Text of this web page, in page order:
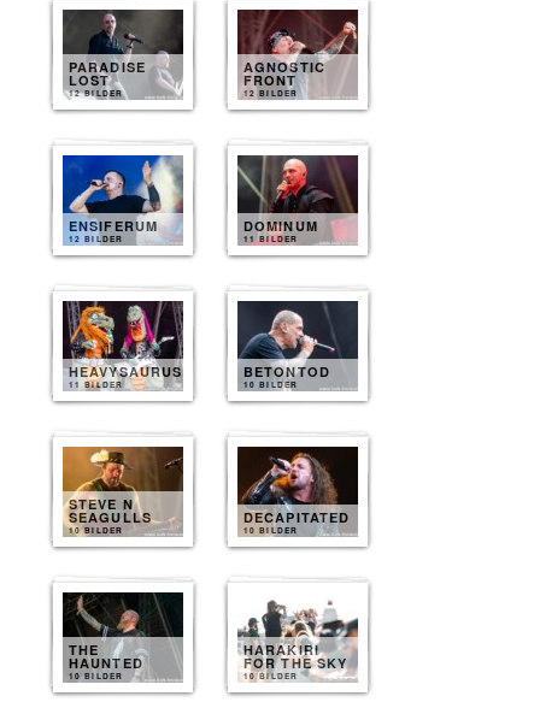
PARADISE
LOST
12 BILDER
AGNOSTIC
FRONT
12 BILDER
ENSIFERUM
12 BILDER
DOMINUM
11 BILDER
HEAVYSAURUS
11 BILDER
BETONTOD
10 BILDER
STEVE N
SEAGULLS
10 BILDER
DECAPITATED
10 BILDER
THE
HAUNTED
10 BILDER
HARAKIRI
FOR THE SKY
10 BILDER